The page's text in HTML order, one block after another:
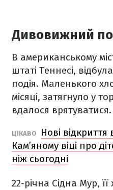
Дивовижний
В американському
штаті Теннесі,
подія. Маленького
місяці, затягнуло у
вдалося врятуватися.
ЦІКАВО
Нові
Кам’яному віці про
ніж сьогодні
22-річна Сідна Мур,